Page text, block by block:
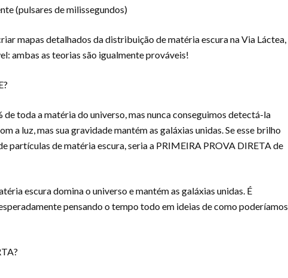
(pulsares de milissegundos)
mapas detalhados da distribuição de matéria escura na Via Láctea,
ambas as teorias são igualmente prováveis!
toda a matéria do universo, mas nunca conseguimos detectá-la
a luz, mas sua gravidade mantém as galáxias unidas. Se esse brilho
partículas de matéria escura, seria a PRIMEIRA PROVA DIRETA de
escura domina o universo e mantém as galáxias unidas. É
pensando o tempo todo em ideias de como poderíamos